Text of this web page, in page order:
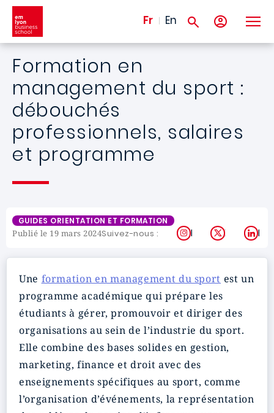
Aller au contenu principal
Fr En
Formation en
management du sport :
débouchés
professionnels, salaires
et programme
GUIDES ORIENTATION ET FORMATION
Publié le 19 mars 2024Suivez-nous : Instagram
X
Une formation en management du sport est un
programme académique qui prépare les
étudiants à gérer, promouvoir et diriger des
organisations au sein de l’industrie du sport.
Elle combine des bases solides en gestion,
marketing, finance et droit avec des
enseignements spécifiques au sport, comme
l’organisation d’événements, la représentation